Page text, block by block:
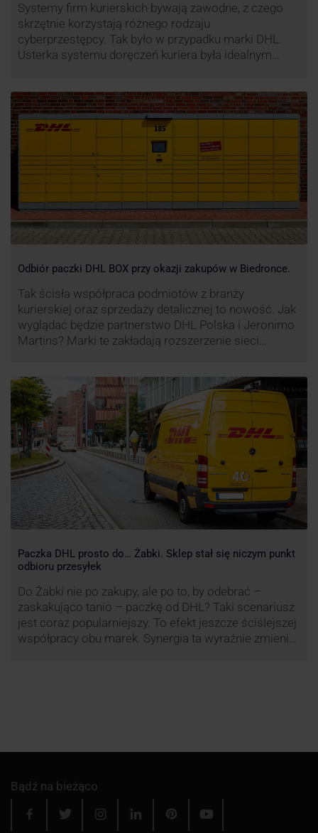
Systemy firm kurierskich bywają zawodne, z czego
skrzętnie korzystają różnego rodzaju
cyberprzestępcy. Tak było w przypadku marki DHL.
Usterka systemu doręczeń kuriera była idealnym
oszukać cyberprzestępcom, którzy próbują
wykorzystać problemy przedsiębiorstw działających
w branży kurierskiej?
Odbiór paczki DHL BOX przy okazji zakupów w Biedronce.
Tak ścisła współpraca podmiotów z branży
kurierskiej oraz sprzedaży detalicznej to nowość. Jak
wyglądać będzie partnerstwo DHL Polska i Jeronimo
Martins? Marki te zakładają rozszerzenie sieci
Paczka DHL prosto do… Żabki. Sklep stał się niczym punkt
odbioru przesyłek
Do Żabki nie po zakupy, ale po to, by odebrać –
zaskakująco tanio – paczkę od DHL? Taki scenariusz
jest coraz popularniejszy. To efekt jeszcze ściślejszej
współpracy obu marek. Synergia ta wyraźnie zmienia
Bądź na bieżąco